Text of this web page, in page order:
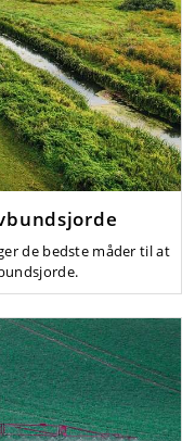
de bedste måder til at